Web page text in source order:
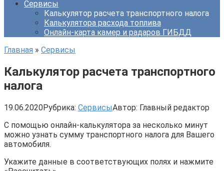
Сервисы
Калькулятор расчета транспортного налога
Калькулятора расхода топлива
Онлайн-карта камер и радаров ГИБДД
Главная » Сервисы
Калькулятор расчета транспортного
налога
19.06.2020Рубрика: СервисыАвтор: Главный редактор
С помощью онлайн-калькулятора за несколько минут
можно узнать сумму транспортного налога для Вашего
автомобиля.
Укажите данные в соответствующих полях и нажмите